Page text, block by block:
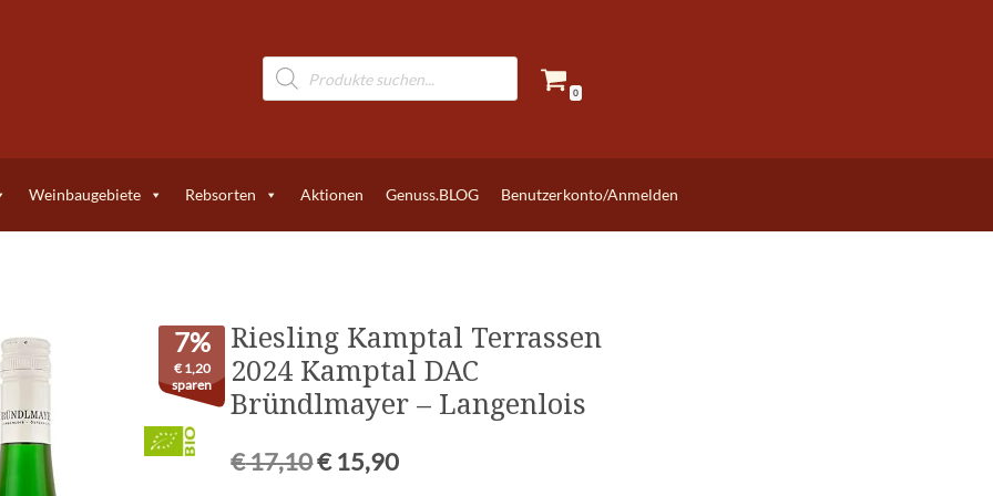
0
Weinbaugebiete Rebsorten Aktionen Genuss.BLOG Benutzerkonto/Anmelden
7%
€1,20
sparen
Riesling Kamptal Terrassen
2024 Kamptal DAC
Bründlmayer – Langenlois
€17,10€15,90